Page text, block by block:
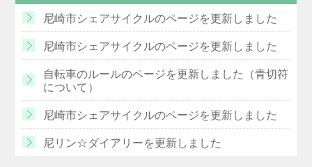
尼崎市シェアサイクルのページを更新しました
尼崎市シェアサイクルのページを更新しました
自転車のルールのページを更新しました（青切符
について）
尼崎市シェアサイクルのページを更新しました
尼リン☆ダイアリーを更新しました